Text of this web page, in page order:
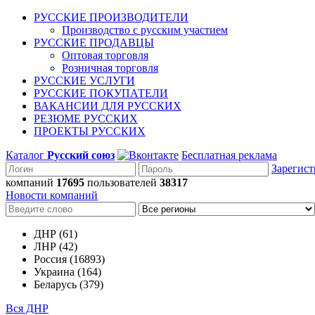
РУССКИЕ ПРОИЗВОДИТЕЛИ
Производство с русским участием
РУССКИЕ ПРОДАВЦЫ
Оптовая торговля
Розничная торговля
РУССКИЕ УСЛУГИ
РУССКИЕ ПОКУПАТЕЛИ
ВАКАНСИИ ДЛЯ РУССКИХ
РЕЗЮМЕ РУССКИХ
ПРОЕКТЫ РУССКИХ
Каталог Русский союз
Бесплатная реклама
компаний 17695 пользователей 38317
Новости компаний
ДНР (61)
ЛНР (42)
Россия (16893)
Украина (164)
Беларусь (379)
Вся ДНР